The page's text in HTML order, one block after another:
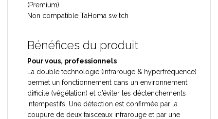
(Premium)
Non compatible TaHoma switch
Bénéfices du produit
Pour vous, professionnels
La double technologie (infrarouge & hyperfréquence)
permet un fonctionnement dans un environnement
difficile (végétation) et d’éviter les déclenchements
intempestifs. Une détection est confirmée par la
coupure de deux faisceaux infrarouge et par une